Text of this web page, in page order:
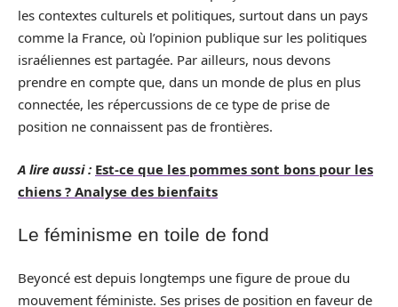
les contextes culturels et politiques, surtout dans un pays
comme la France, où l’opinion publique sur les politiques
israéliennes est partagée. Par ailleurs, nous devons
prendre en compte que, dans un monde de plus en plus
connectée, les répercussions de ce type de prise de
position ne connaissent pas de frontières.
A lire aussi : Est-ce que les pommes sont bons pour les
chiens ? Analyse des bienfaits
Le féminisme en toile de fond
Beyoncé est depuis longtemps une figure de proue du
mouvement féministe. Ses prises de position en faveur de